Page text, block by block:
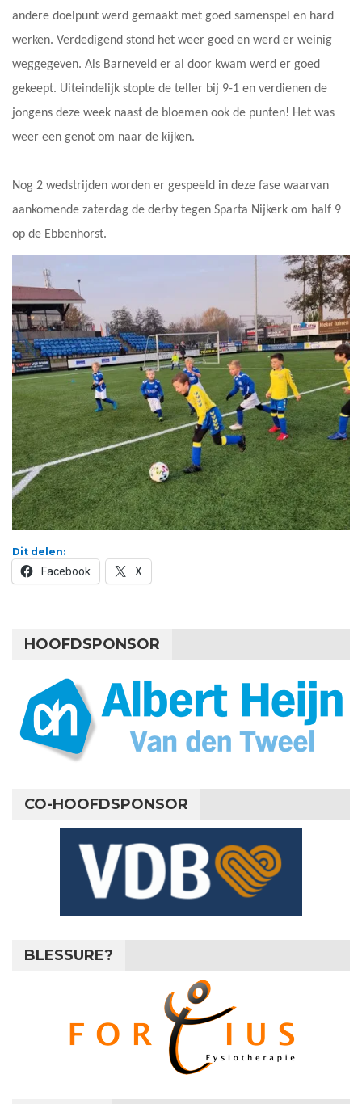
andere doelpunt werd gemaakt met goed samenspel en hard
werken. Verdedigend stond het weer goed en werd er weinig
weggegeven. Als Barneveld er al door kwam werd er goed
gekeept. Uiteindelijk stopte de teller bij 9-1 en verdienen de
jongens deze week naast de bloemen ook de punten! Het was
weer een genot om naar de kijken.
Nog 2 wedstrijden worden er gespeeld in deze fase waarvan
aankomende zaterdag de derby tegen Sparta Nijkerk om half 9
op de Ebbenhorst.
Dit delen:
Facebook X
HOOFDSPONSOR
CO-HOOFDSPONSOR
BLESSURE?